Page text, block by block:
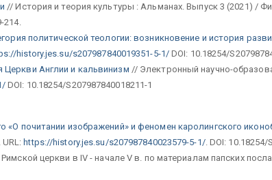
// История и теория культуры : Альманах. Выпуск 3 (2021) /
214.
политической теологии: возникновение и история
history.jes.su/s207987840019351-5-1/DOI: 10.18254/
Англии и кальвинизм // Электронный научно-
DOI: 10.18254/S207987840018211-1
«О почитании изображений» и феномен каролингского
URL:https://history.jes.su/s207987840023579-5-1/. DOI: 10.18254/
церкви в IV - начале V в. по материалам папских